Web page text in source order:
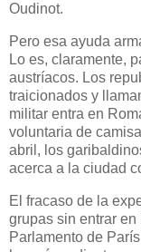
Oudinot.
Pero esa ayuda
Lo es, claramente,
austríacos. Los
traicionados y
militar entra en
voluntaria de
abril, los
acerca a la ciudad
El fracaso de la
grupas sin entrar
Parlamento de